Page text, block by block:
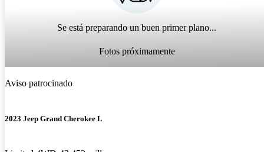
Se está preparando un buen primer plano...
Fotos próximamente
Aviso patrocinado
2023 Jeep Grand Cherokee L